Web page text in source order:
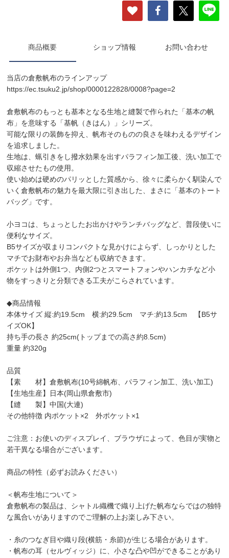
商品概要 ショップ情報 お問い合わせ
当店の倉敷帆布のラインアップ
https://ec.tsuku2.jp/shop/0000122828/0008?page=2
倉敷帆布のもっとも基本となる生地と縫製で作られた「基本の帆
布」を意味する「基帆（きはん）」シリーズ。
可能な限りの装飾を抑え、帆布そのものの良さを味わえるデザイン
を追求しました。
生地は、蝋引きをし撥水効果を出すパラフィン加工後、洗い加工で
収縮させたもの使用。
使い始めは硬めのパリッとした質感から、徐々に柔らかく馴染んで
いく倉敷帆布の魅力を最大限に引き出した、まさに「基本のトート
バッグ」です。
小ヨコは、ちょっとしたお出かけやランチバッグなど、普段使いに
便利なサイズ。
B5サイズが収まりコンパクトな見かけによらず、しっかりとした
マチでお財布やお弁当なども収納できます。
ポケットは外側1つ、内側2つとスマートフォンやハンカチなど小
物をすっきりと分類できる工夫がこらされています。
◆商品情報
本体サイズ 縦:約19.5cm 横:約29.5cm マチ:約13.5cm 【B5サ
イズOK】
持ち手の長さ 約25cm(トップまでの高さ約8.5cm)
重量 約320g
品質
【素 材】倉敷帆布(10号綿帆布、パラフィン加工、洗い加工)
【生地生産】日本(岡山県倉敷市)
【縫 製】中国(大連)
その他特徴 内ポケット×2 外ポケット×1
ご注意：お使いのディスプレイ、ブラウザによって、色目が実物と
若干異なる場合がございます。
商品の特性（必ずお読みください）
＜帆布生地について＞
倉敷帆布の製品は、シャトル織機で織り上げた帆布ならではの独特
な風合いがありますのでご理解の上お楽しみ下さい。
・糸のつなぎ目や織り段(横筋・糸節)が生じる場合があります。
・帆布の耳（セルヴィッジ）に、小さな凸や凹ができることがあり